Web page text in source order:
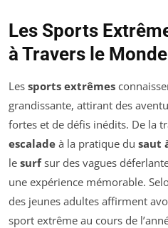
Les Sports
à Travers le Monde
Les sports extrêmes
grandissante, attirant des
fortes et de défis inédits. De la
escalade à la pratique du saut
le surfsur des vagues
une expérience mémorable.
des jeunes adultes affirment
sport extrême au cours de